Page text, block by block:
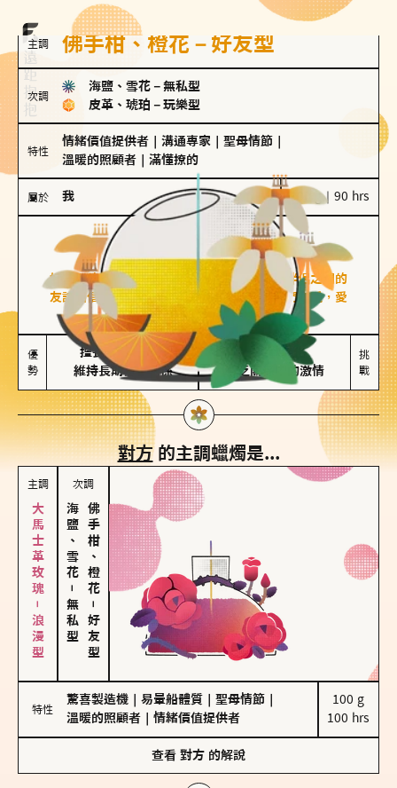
主調 佛手柑、橙花－好友型
次調
海鹽、雪花 － 無私型
皮革、琥珀 － 玩樂型
特性
情緒價值提供者 溝通專家 聖母情節
溫暖的照顧者
滿懂撩的
屬於 我 100 g｜90 hrs
好友型
佛手柑、橙花
好友型的人喜歡分享生活中的點滴，重視與伴侶之間的
友誼和信任，穩定感是重要的關鍵詞。對他們來說，愛
情是心靈深處的共鳴和理解。
優
勢
擅長聆聽與溝通
維持長期穩定關係
不喜歡變化
缺乏關係中的激情
挑
戰
對方的主調蠟燭是...
主調
大馬士革玫瑰－浪漫型
次調
海鹽、雪花
－
無私型
佛手柑、橙花
－
好友型
特性
驚喜製造機 易暈船體質 聖母情節
溫暖的照顧者
情緒價值提供者
100 g
100 hrs
查看 對方 的解說